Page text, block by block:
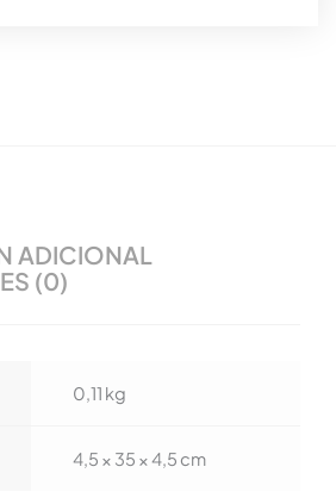
ADICIONAL
(0)
0,11 kg
4,5 × 35 × 4,5 cm